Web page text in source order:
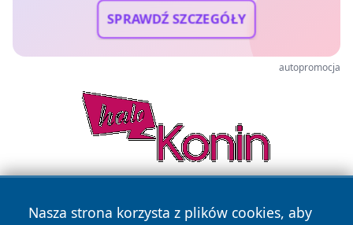
SPRAWDŹ SZCZEGÓŁY
autopromocja
Nasza strona korzysta z plików cookies, aby